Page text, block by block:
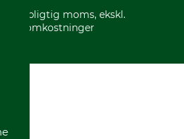
lovpligtig moms, ekskl.